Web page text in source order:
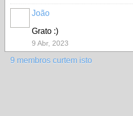
João
Grato :)
9 Abr, 2023
9 membros curtem isto